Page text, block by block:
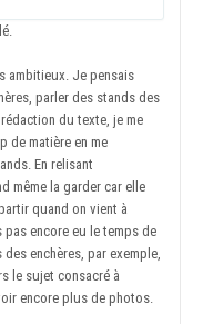
ambitieux. Je pensais
parler des stands des
du texte, je me
de matière en me
En relisant
même la garder car elle
quand on vient à
encore eu le temps de
enchères, par exemple,
le sujet consacré à
encore plus de photos.